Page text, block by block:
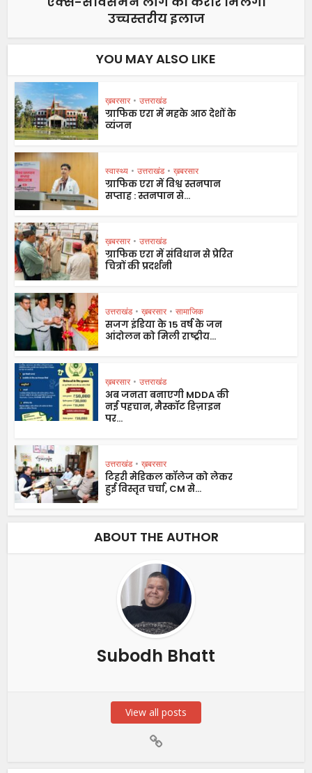
उच्चस्तरीय इलाज
YOU MAY ALSO LIKE
ख़बरसार • उत्तराखंड
ग्राफिक एरा में महके आठ देशों के
व्यंजन
स्वास्थ्य • उत्तराखंड • ख़बरसार
ग्राफिक एरा में विश्व स्तनपान
सप्ताह : स्तनपान से...
ख़बरसार • उत्तराखंड
ग्राफिक एरा में संविधान से प्रेरित
चित्रों की प्रदर्शनी
उत्तराखंड • ख़बरसार • सामाजिक
सजग इंडिया के 15 वर्ष के जन
आंदोलन को मिली राष्ट्रीय...
ख़बरसार • उत्तराखंड
अब जनता बनाएगी MDDA की
नई पहचान, मैस्कॉट डिज़ाइन
पर...
उत्तराखंड • ख़बरसार
टिहरी मेडिकल कॉलेज को लेकर
हुई विस्तृत चर्चा, CM से...
ABOUT THE AUTHOR
Subodh Bhatt
View all posts